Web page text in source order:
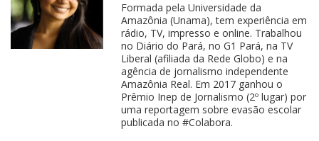
Formada pela Universidade da
Amazônia (Unama), tem experiência em
rádio, TV, impresso e online. Trabalhou
no Diário do Pará, no G1 Pará, na TV
Liberal (afiliada da Rede Globo) e na
agência de jornalismo independente
Amazônia Real. Em 2017 ganhou o
Prêmio Inep de Jornalismo (2º lugar) por
uma reportagem sobre evasão escolar
publicada no #Colabora.